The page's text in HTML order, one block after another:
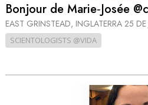
Bonjour de Marie‑Josée
EAST GRINSTEAD, INGLATERRA 25
SCIENTOLOGISTS @VIDA